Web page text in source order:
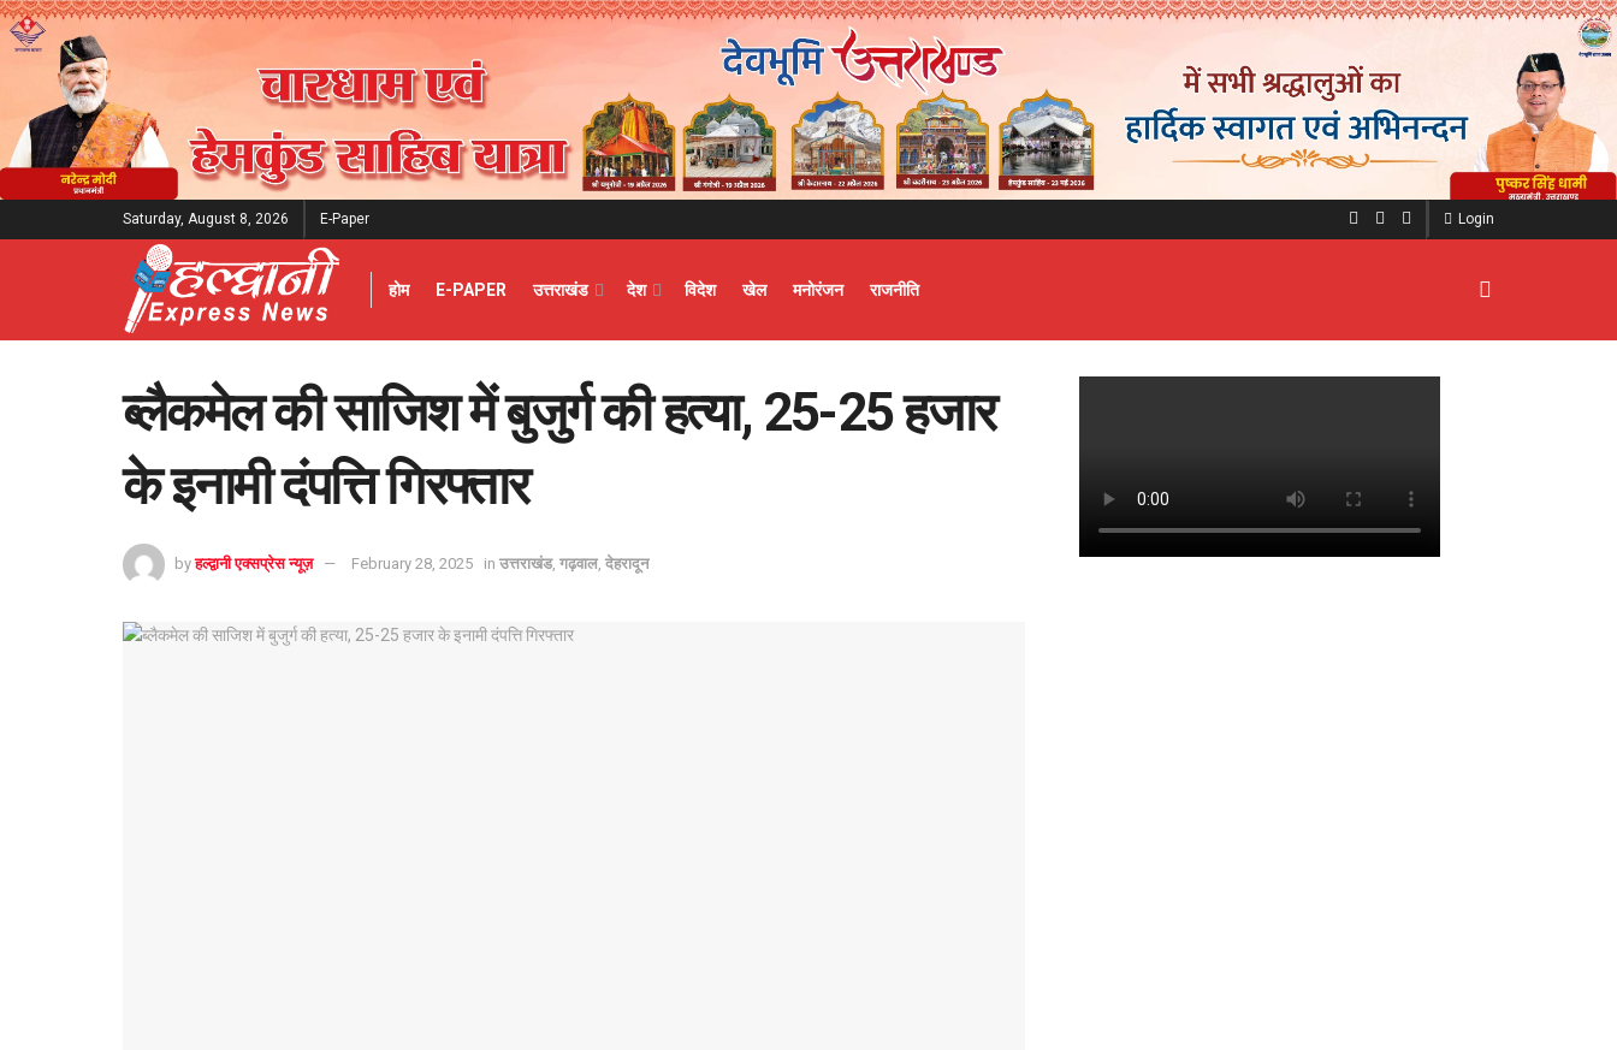
Saturday, August 8, 2026 E-Paper Login
होम E-PAPER उत्तराखंड देश विदेश खेल मनोरंजन राजनीति
ब्लैकमेल की साजिश में बुजुर्ग की हत्या, 25-25 हजार
के इनामी दंपत्ति गिरफ्तार
by हल्द्वानी एक्सप्रेस न्यूज़ February 28, 2025 in उत्तराखंड, गढ़वाल, देहरादून